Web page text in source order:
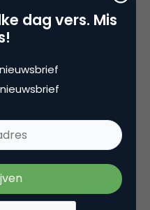
dan in één klik alles
en dat is het wel
je tegen om van
kindje van de
voorbeeld van
Hoezo geen
dag vers. Mis